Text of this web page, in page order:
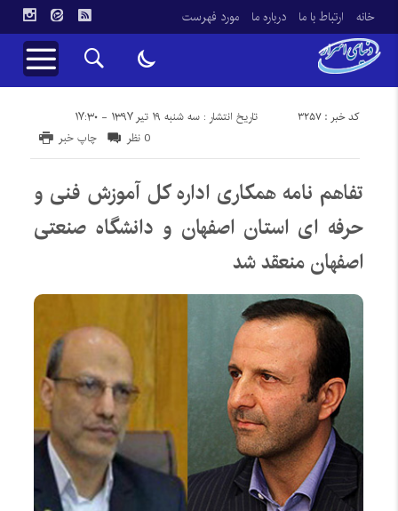
خانه ارتباط با ما درباره ما مورد فهرست
تاریخ انتشار : سه شنبه ۱۹ تیر ۱۳۹۷ - ۱۷:۳۰ کد خبر : 3257
چاپ خبر 0 نظر
تفاهم نامه همکاری اداره کل آموزش فنی و
حرفه ای استان اصفهان و دانشگاه صنعتی
اصفهان منعقد شد